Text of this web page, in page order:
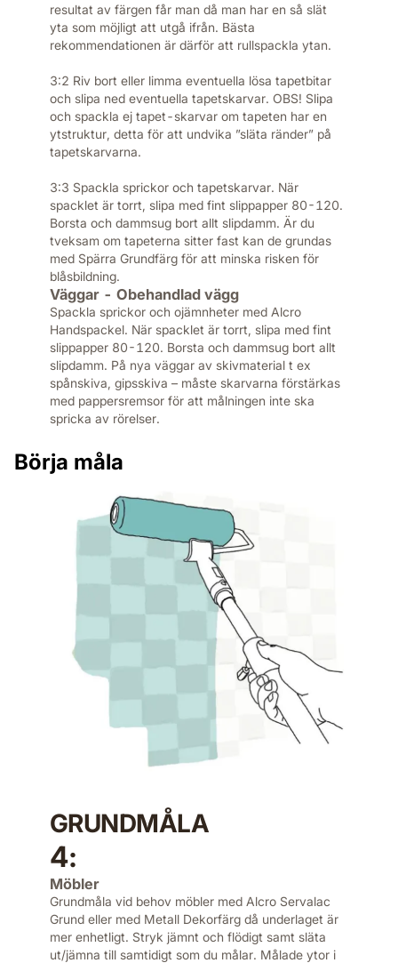
resultat av färgen får man då man har en så slät
yta som möjligt att utgå ifrån. Bästa
rekommendationen är därför att rullspackla ytan.
3:2 Riv bort eller limma eventuella lösa tapetbitar
och slipa ned eventuella tapetskarvar. OBS! Slipa
och spackla ej tapet-skarvar om tapeten har en
ytstruktur, detta för att undvika ”släta ränder” på
tapetskarvarna.
3:3 Spackla sprickor och tapetskarvar. När
spacklet är torrt, slipa med fint slippapper 80-120.
Borsta och dammsug bort allt slipdamm. Är du
tveksam om tapeterna sitter fast kan de grundas
med Spärra Grundfärg för att minska risken för
blåsbildning.
Väggar - Obehandlad vägg
Spackla sprickor och ojämnheter med Alcro
Handspackel. När spacklet är torrt, slipa med fint
slippapper 80-120. Borsta och dammsug bort allt
slipdamm. På nya väggar av skivmaterial t ex
spånskiva, gipsskiva – måste skarvarna förstärkas
med pappersremsor för att målningen inte ska
spricka av rörelser.
Börja måla
GRUNDMÅLA
4:
Möbler
Grundmåla vid behov möbler med Alcro Servalac
Grund eller med Metall Dekorfärg då underlaget är
mer enhetligt. Stryk jämnt och flödigt samt släta
ut/jämna till samtidigt som du målar. Målade ytor i